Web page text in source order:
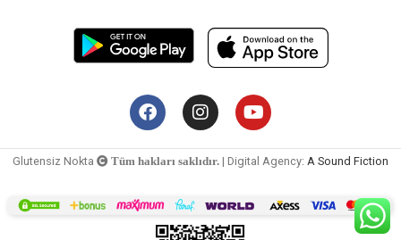
Glutensiz Nokta Tüm hakları saklıdır. | Digital Agency: A Sound Fiction